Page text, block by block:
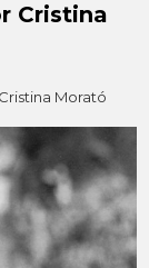
Cristina
Morató